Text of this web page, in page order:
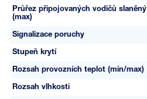
Průřez připojovaných vodičů slaněný
(max)
Signalizace poruchy
Stupeň krytí
Rozsah provozních teplot (min/max)
Rozsah vlhkosti